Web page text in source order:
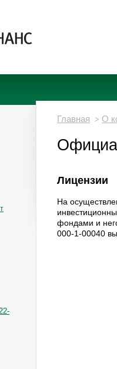
Главная > О
Лицензии
На
фондами и
000-1-00040